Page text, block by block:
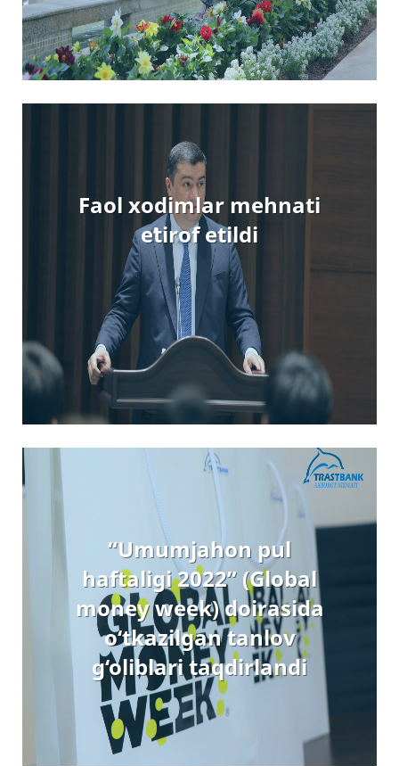
Faol xodimlar mehnati
eʼtirof etildi
“Umumjahon pul
haftaligi 2022” (Global
money week) doirasida
o‘tkazilgan tanlov
g‘oliblari taqdirlandi